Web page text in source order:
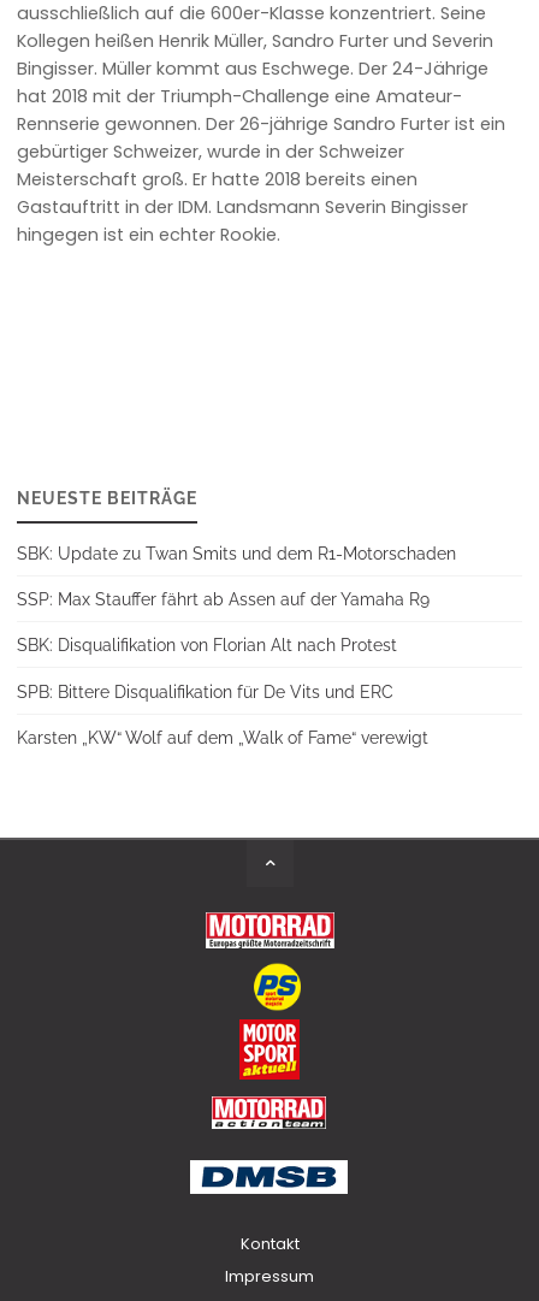
ausschließlich auf die 600er-Klasse konzentriert. Seine
Kollegen heißen Henrik Müller, Sandro Furter und Severin
Bingisser. Müller kommt aus Eschwege. Der 24-Jährige
hat 2018 mit der Triumph-Challenge eine Amateur-
Rennserie gewonnen. Der 26-jährige Sandro Furter ist ein
gebürtiger Schweizer, wurde in der Schweizer
Meisterschaft groß. Er hatte 2018 bereits einen
Gastauftritt in der IDM. Landsmann Severin Bingisser
hingegen ist ein echter Rookie.
NEUESTE BEITRÄGE
SBK: Update zu Twan Smits und dem R1-Motorschaden
SSP: Max Stauffer fährt ab Assen auf der Yamaha R9
SBK: Disqualifikation von Florian Alt nach Protest
SPB: Bittere Disqualifikation für De Vits und ERC
Karsten „KW“ Wolf auf dem „Walk of Fame“ verewigt
Kontakt
Impressum
Back